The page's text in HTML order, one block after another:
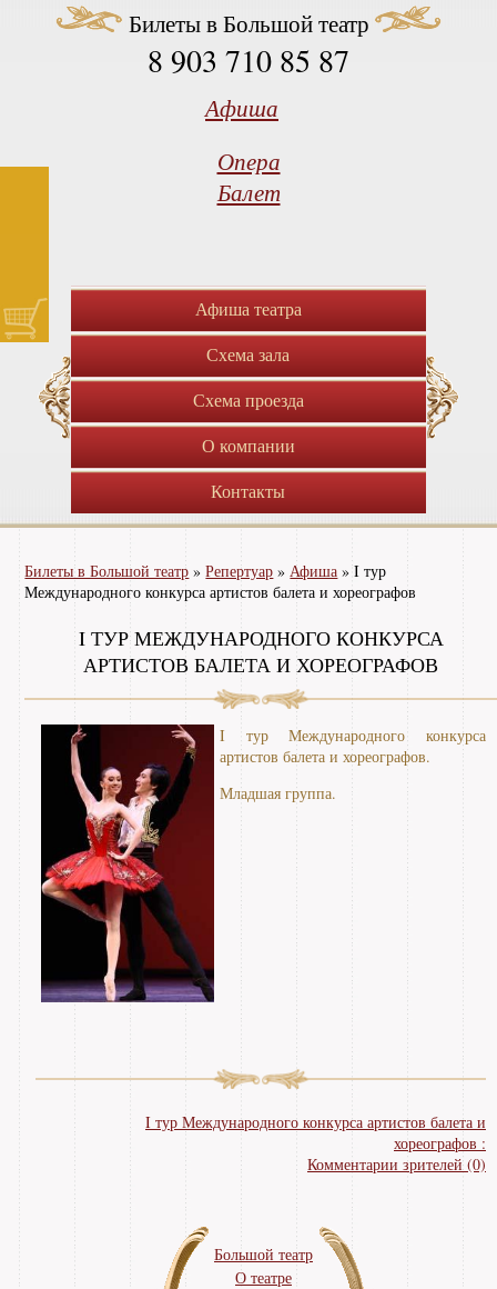
Билеты в Большой театр
8 903 710 85 87
Афиша
Опера
Балет
Афиша театра
Схема зала
Схема проезда
О компании
Контакты
Билеты в Большой театр »Репертуар »Афиша »I тур
Международного конкурса артистов балета и хореографов
I ТУР МЕЖДУНАРОДНОГО КОНКУРСА
АРТИСТОВ БАЛЕТА И ХОРЕОГРАФОВ
I тур Международного конкурса
артистов балета и хореографов.
Младшая группа.
I тур Международного конкурса артистов балета и
хореографов :
Комментарии зрителей (0)
Большой театр
О театре